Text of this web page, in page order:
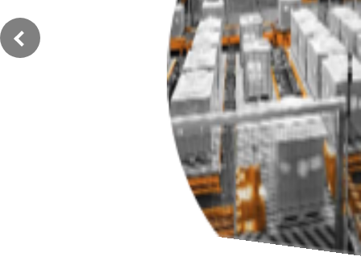
NOKE 标准输送机
模块式输送机；顾名思义由标准模块组成，标